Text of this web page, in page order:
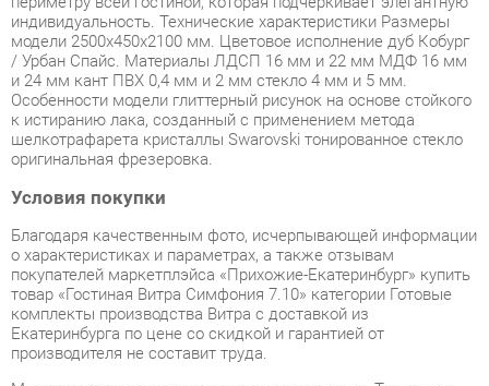
Особенности модели глиттерный рисунок на основе стойкого
к истиранию лака, созданный с применением метода
шелкотрафарета кристаллы Swarovski тонированное стекло
оригинальная фрезеровка.
Условия покупки
Благодаря качественным фото, исчерпывающей информации
о характеристиках и параметрах, а также отзывам
товар «Гостиная Витра Симфония 7.10» категории Готовые
Екатеринбурга по цене со скидкой и гарантией от
производителя не составит труда.
Мы отправляем заказы в доставку ежедневно. Товары из
ассортимента в наличии на складе в Екатеринбурге вы
получите не позднее48-ми часовс момента оформления
заказа. Дополнительно вы можете заказать подъём на этаж